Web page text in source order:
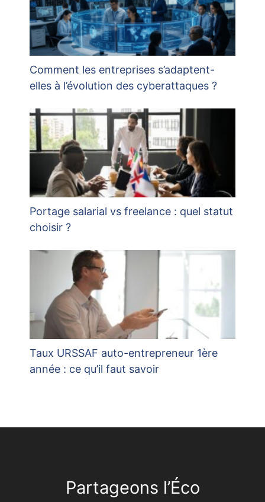
Comment les entreprises s’adaptent-
elles à l’évolution des cyberattaques ?
Portage salarial vs freelance : quel statut
choisir ?
Taux URSSAF auto-entrepreneur 1ère
année : ce qu’il faut savoir
Partageons l’Éco